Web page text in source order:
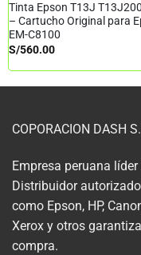
Tinta Epson T13J
– Cartucho Original para
EM-C8100
S/560.00
COPORACION DASH
Empresa peruana
Distribuidor
como Epson, HP,
Xerox y otros
compra.